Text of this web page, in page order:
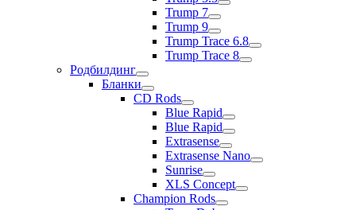
Trump 7
Trump 9
Trump Trace 6.8
Trump Trace 8
Родбилдинг
Бланки
CD Rods
Blue Rapid
Blue Rapid
Extrasense
Extrasense Nano
Sunrise
XLS Concept
Champion Rods